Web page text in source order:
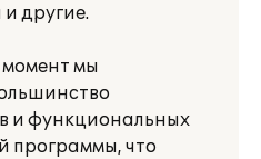
другие.
мы
и функциональных
программы, что